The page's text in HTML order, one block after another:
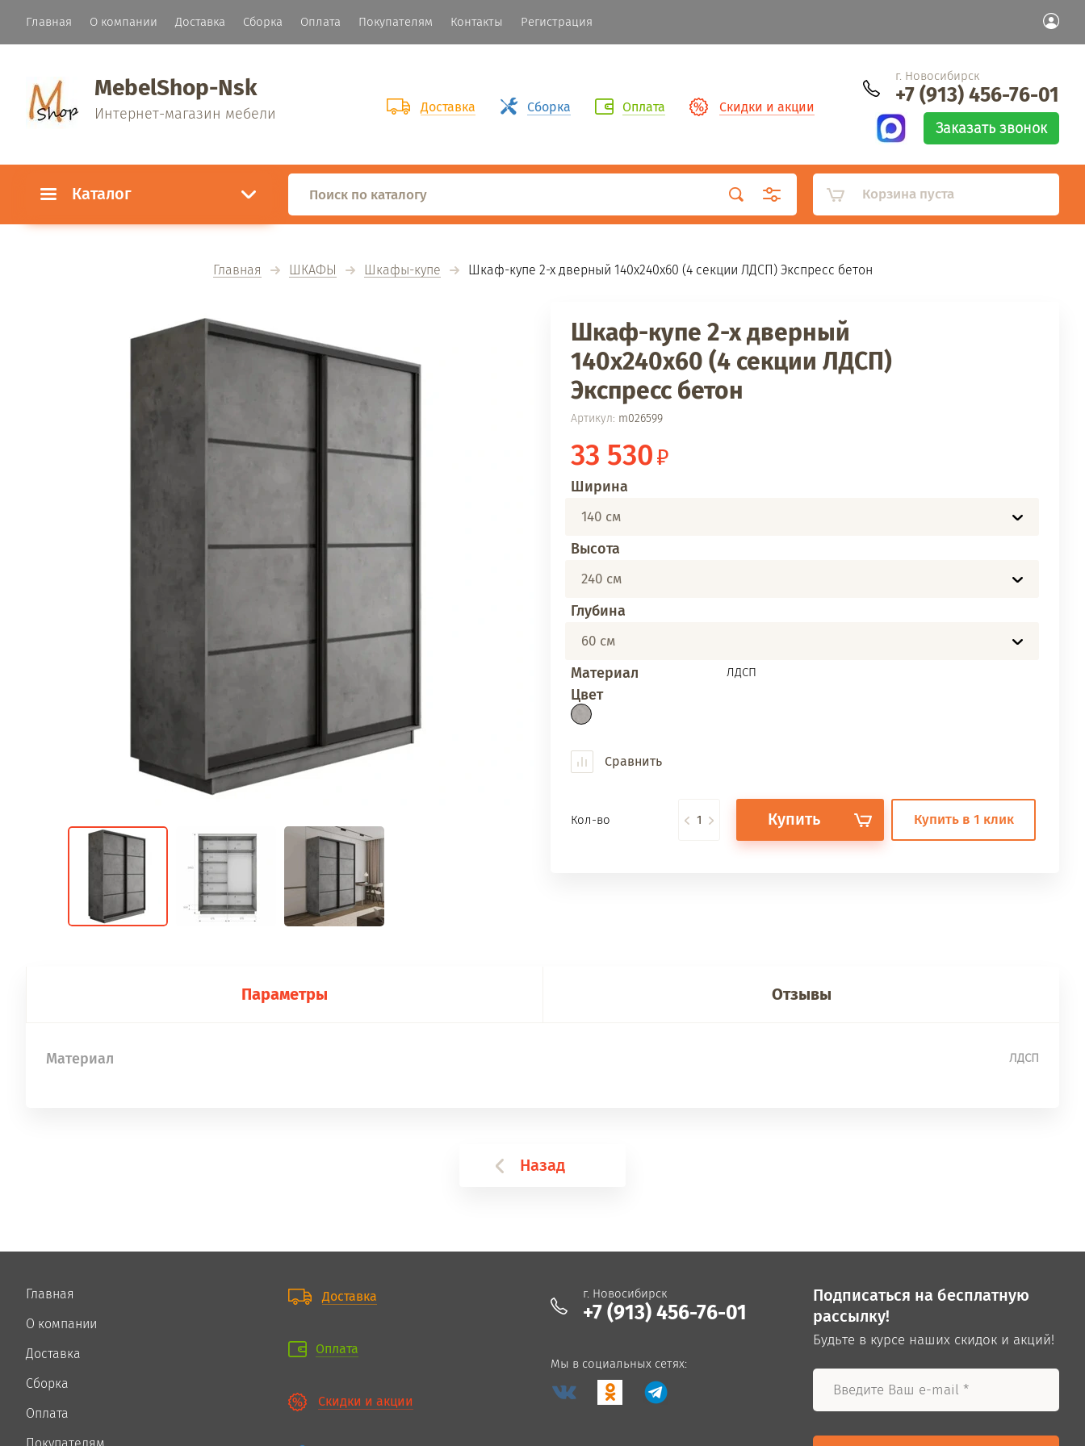
Главная О компании Доставка Сборка Оплата Покупателям Контакты Регистрация
MebelShop-Nsk
Интернет-магазин мебели Доставка Оплата Скидки и акции
Сборка
г. Новосибирск
+7 (913) 456-76-01
Заказать звонок
Каталог Корзина пуста
Главная ШКАФЫ Шкафы-купе
  Шкаф-купе 2-х дверный 140х240х60 (4 секции ЛДСП) Экспресс бетон
Шкаф-купе 2-х дверный
140х240х60 (4 секции ЛДСП)
Экспресс бетон
Артикул: m026599
33 530
Ширина
140 см
Высота
240 см
Глубина
60 см
Материал ЛДСП
Цвет
Сравнить
Кол-во Купить Купить в 1 клик
Параметры Отзывы
Материал ЛДСП
Назад
Главная
О компании
Доставка
Сборка
Оплата
Доставка
Оплата
Скидки и акции
г. Новосибирск
+7 (913) 456-76-01
Мы в социальных сетях:
Подписаться на бесплатную
рассылку!
Будьте в курсе наших скидок и акций!